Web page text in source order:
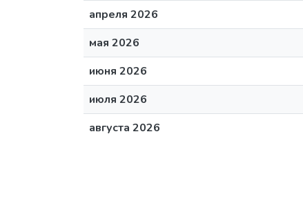
апреля 2026
мая 2026
июня 2026
июля 2026
августа 2026